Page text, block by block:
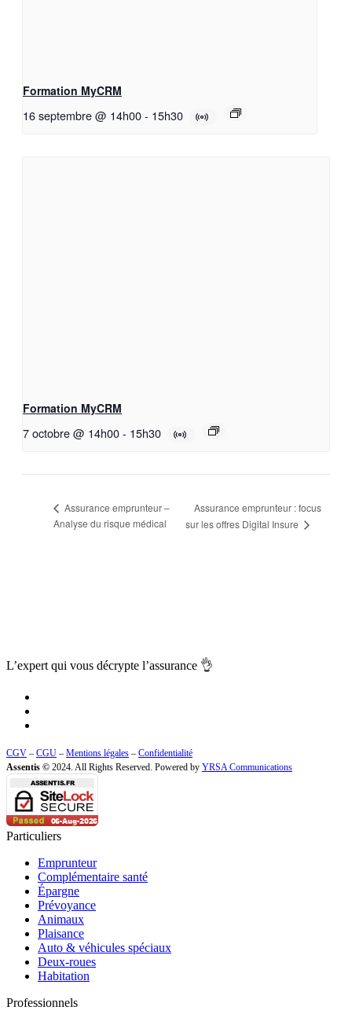
Formation MyCRM
16 septembre @ 14h00- 15h30
Formation MyCRM
7 octobre @ 14h00- 15h30
Assurance emprunteur –
Analyse du risque médical
Assurance emprunteur : focus
sur les offres Digital Insure
L’expert qui vous décrypte l’assurance 👌
CGV – CGU – Mentions légales – Confidentialité
Assentis © 2024. All Rights Reserved. Powered by YRSA Communications
Particuliers
Emprunteur
Complémentaire santé
Épargne
Prévoyance
Animaux
Plaisance
Auto & véhicules spéciaux
Deux-roues
Habitation
Professionnels